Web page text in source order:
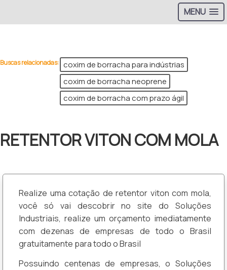
MENU
Buscas relacionadas: coxim de borracha para indústrias
coxim de borracha neoprene
coxim de borracha com prazo ágil
RETENTOR VITON COM MOLA
Realize uma cotação de retentor viton com mola,
você só vai descobrir no site do Soluções
Industriais, realize um orçamento imediatamente
com dezenas de empresas de todo o Brasil
gratuitamente para todo o Brasil
Possuindo centenas de empresas, o Soluções